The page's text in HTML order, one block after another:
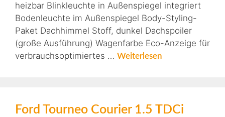
heizbar Blinkleuchte in Außenspiegel integriert
Bodenleuchte im Außenspiegel Body-Styling-
Paket Dachhimmel Stoff, dunkel Dachspoiler
(große Ausführung) Wagenfarbe Eco-Anzeige für
verbrauchsoptimiertes … Weiterlesen
Ford Tourneo Courier 1.5 TDCi